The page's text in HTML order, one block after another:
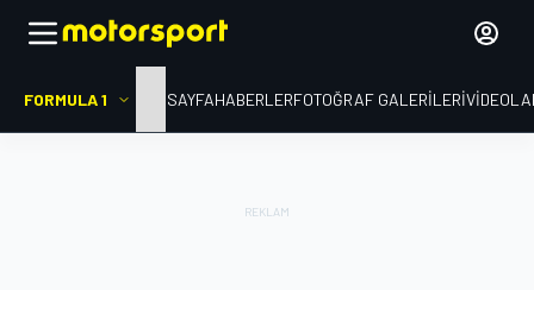
FORMULA 1 ANA SAYFAHABERLERFOTOĞRAF GALERILERI